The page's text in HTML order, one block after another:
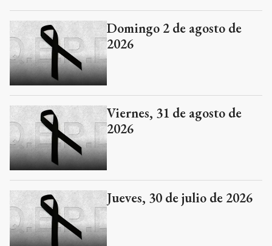
Domingo 2 de agosto de
2026
Viernes, 31 de agosto de
2026
Jueves, 30 de julio de 2026